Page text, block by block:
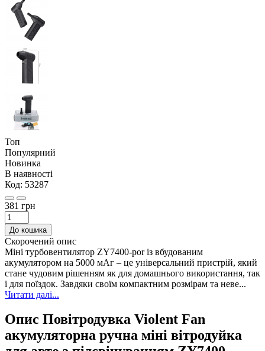
Топ
Популярний
Новинка
В наявності
Код: 53287
381 грн
До кошика
Скорочений опис
Міні турбовентилятор ZY7400-por із вбудованим
акумулятором на 5000 мАг – це універсальний пристрій, який
стане чудовим рішенням як для домашнього використання, так
і для поїздок. Завдяки своїм компактним розмірам та неве...
Читати далі...
Опис Повітродувка Violent Fan
акумуляторна ручна міні вітродуйка